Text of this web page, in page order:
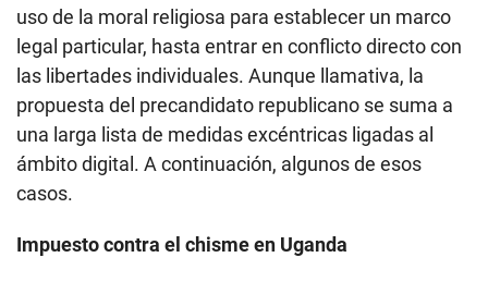
uso de la moral religiosa para establecer un marco
legal particular, hasta entrar en conflicto directo con
las libertades individuales. Aunque llamativa, la
propuesta del precandidato republicano se suma a
una larga lista de medidas excéntricas ligadas al
ámbito digital. A continuación, algunos de esos
casos.
Impuesto contra el chisme en Uganda